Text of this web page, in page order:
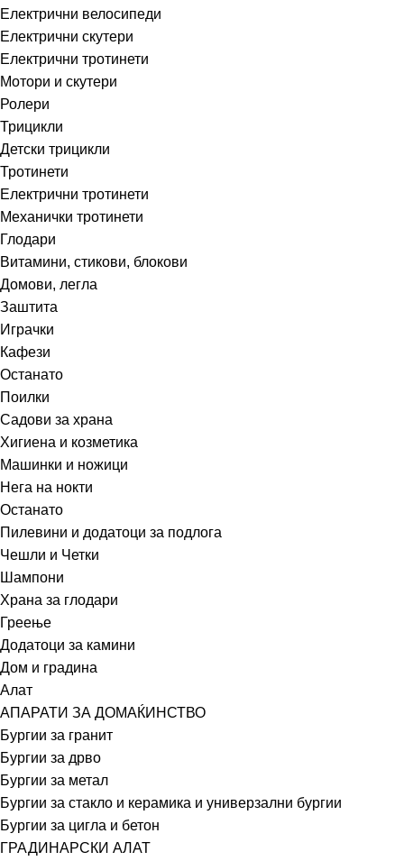
Електрични велосипеди
Електрични скутери
Електрични тротинети
Мотори и скутери
Ролери
Трицикли
Детски трицикли
Тротинети
Електрични тротинети
Механички тротинети
Глодари
Витамини, стикови, блокови
Домови, легла
Заштита
Играчки
Кафези
Останато
Поилки
Садови за храна
Хигиена и козметика
Машинки и ножици
Нега на нокти
Останато
Пилевини и додатоци за подлога
Чешли и Четки
Шампони
Храна за глодари
Греење
Додатоци за камини
Дом и градина
Алат
АПАРАТИ ЗА ДОМАЌИНСТВО
Бургии за гранит
Бургии за дрво
Бургии за метал
Бургии за стакло и керамика и универзални бургии
Бургии за цигла и бетон
ГРАДИНАРСКИ АЛАТ